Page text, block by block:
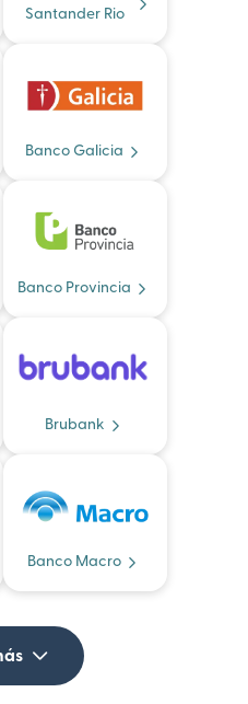
Santander Rio
Banco Galicia
Banco Provincia
Brubank
Banco Macro